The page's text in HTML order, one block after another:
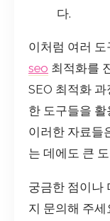
다.
이처럼 여러
seo 최적화를
SEO 최적화
한 도구들을
이러한 자료들
는 데에도 큰
궁금한 점이나
지 문의해 주